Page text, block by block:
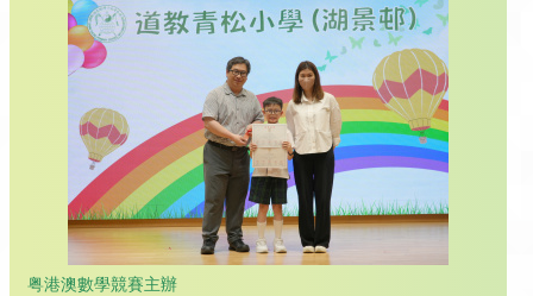
粤港澳數學競賽主辦